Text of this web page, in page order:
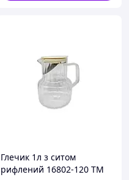
Глечик 1л з ситом
рифлений 16802-120 ТМ